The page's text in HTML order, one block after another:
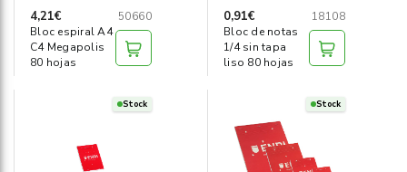
4,21€
50660
Bloc espiral A4
C4 Megapolis
80 hojas
0,91€
18108
Bloc de notas
1/4 sin tapa
liso 80 hojas
Stock Stock